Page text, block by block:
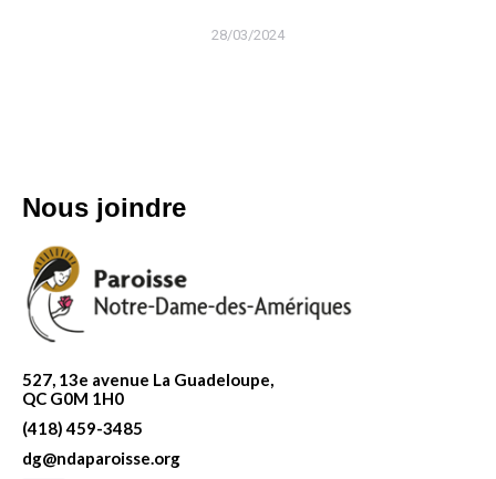
28/03/2024
Nous joindre
527, 13e avenue La Guadeloupe,
QC G0M 1H0
(418) 459-3485
dg@ndaparoisse.org